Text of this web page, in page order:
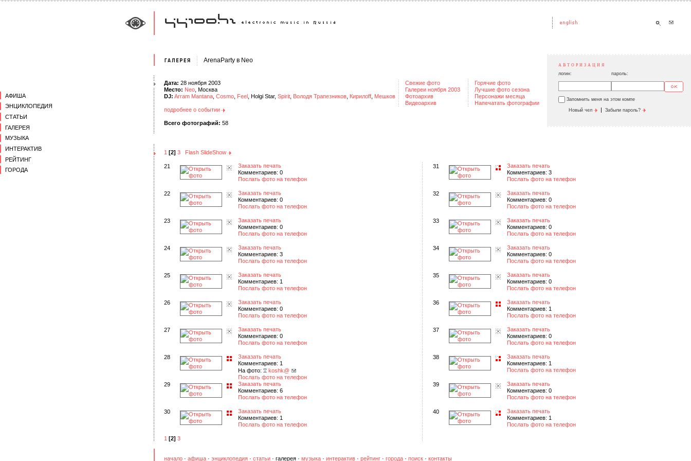
АФИША
ЭНЦИКЛОПЕДИЯ
СТАТЬИ
ГАЛЕРЕЯ
МУЗЫКА
ИНТЕРАКТИВ
РЕЙТИНГ
ГОРОДА
ArenaParty в Neo
Дата: 28 ноября 2003
Место: Neo , Москва
DJ: Arram Mantana Cosmo Feel , Holgi Star, Spirit Володя Трапезников Кирилоff Мешков
подробнее о событии
Всего фотографий: 58
Свежие фото
Галереи ноября 2003
Фотоархив
Видеоархив
Горячие фото
Лучшие фото сезона
Персонажи месяца
Напечатать фотографии
АВТОРИЗАЦИЯ
логин: пароль:
Запомнить меня на этом компе
Новый чел | Забыли пароль?
1 [2] 3 Flash SlideShow
21
Заказать печать
Комментариев: 0
Послать фото на телефон
22
Заказать печать
Комментариев: 0
Послать фото на телефон
23
Заказать печать
Комментариев: 0
Послать фото на телефон
24
Заказать печать
Комментариев: 3
Послать фото на телефон
25
Заказать печать
Комментариев: 1
Послать фото на телефон
26
Заказать печать
Комментариев: 0
Послать фото на телефон
27
Заказать печать
Комментариев: 0
Послать фото на телефон
28
Заказать печать
Комментариев: 1
На фото:
koshk@
Послать фото на телефон
29
Заказать печать
Комментариев: 6
Послать фото на телефон
30
Заказать печать
Комментариев: 1
Послать фото на телефон
1 [2] 3
31
Заказать печать
Комментариев: 3
Послать фото на телефон
32
Заказать печать
Комментариев: 0
Послать фото на телефон
33
Заказать печать
Комментариев: 0
Послать фото на телефон
34
Заказать печать
Комментариев: 0
Послать фото на телефон
35
Заказать печать
Комментариев: 0
Послать фото на телефон
36
Заказать печать
Комментариев: 1
Послать фото на телефон
37
Заказать печать
Комментариев: 0
Послать фото на телефон
38
Заказать печать
Комментариев: 1
Послать фото на телефон
39
Заказать печать
Комментариев: 0
Послать фото на телефон
40
Заказать печать
Комментариев: 1
Послать фото на телефон
начало · афиша · энциклопедия · статьи · галерея · музыка · интерактив · рейтинг · города · поиск · контакты